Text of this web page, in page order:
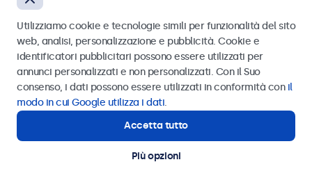
€ 608,78 IVA incl.
Visualizza
Aggiungi al carrello
Inviare
Oppure chiamaci al
Contatta i nostri esperti
Utilizziamo cookie e tecnologie simili per funzionalità del sito
web, analisi, personalizzazione e pubblicità. Cookie e
identificatori pubblicitari possono essere utilizzati per
annunci personalizzati e non personalizzati. Con il Suo
consenso, i dati possono essere utilizzati in conformità con il
modo in cui Google utilizza i dati.
Accetta tutto
Più opzioni